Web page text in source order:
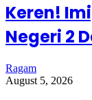
Keren!
Negeri 2
Ragam
August 5, 2026